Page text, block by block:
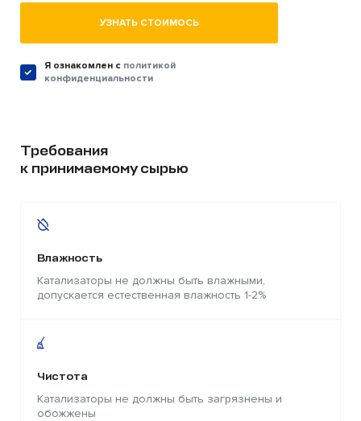
УЗНАТЬ СТОИМОСЬ
Я ознакомлен c политикой
конфиденциальности
Требования
к принимаемому сырью
Влажность
Катализаторы не должны быть влажными,
допускается естественная влажность 1-2%
Чистота
Катализаторы не должны быть загрязнены и
обожжены